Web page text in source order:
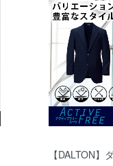
【DALTON